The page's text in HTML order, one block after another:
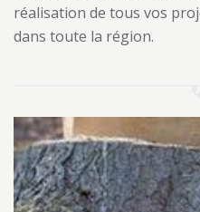
réalisation de tous vos
dans toute la région.